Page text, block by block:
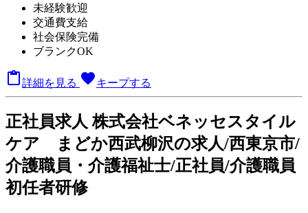
未経験歓迎
交通費支給
社会保険完備
ブランクOK
詳細を見る favoriteキープする
正社員求人 株式会社ベネッセスタイル
ケア まどか西武柳沢の求人/西東京市/
介護職員・介護福祉士/正社員/介護職員
初任者研修